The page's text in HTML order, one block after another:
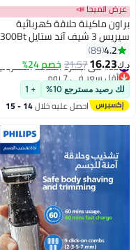
عرض الميجا 📣
براون ماكينة حلاقة كهربائية
سيريس 3 شيف آند ستايل 300Bt
للرجال أسود
4.2
89
د.ك‏16.23
21.57خصم 24% #22 في أجهزة الحلاقة الكهربائية
أقل سعر في 7 يوم
#22 في أجهزة الحلاقة الكهربائية
لك رصيد مسترجع 10% + 1
احصل عليه خلال 14 - 15